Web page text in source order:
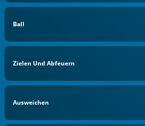
Ball
Zielen Und Abfeuern
Ausweichen